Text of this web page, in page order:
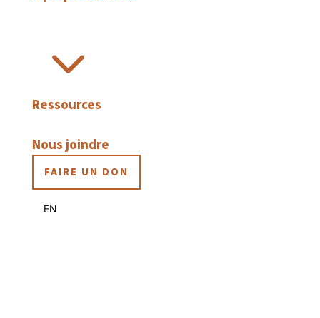
3
Ressources
Nous joindre
FAIRE UN DON
EN